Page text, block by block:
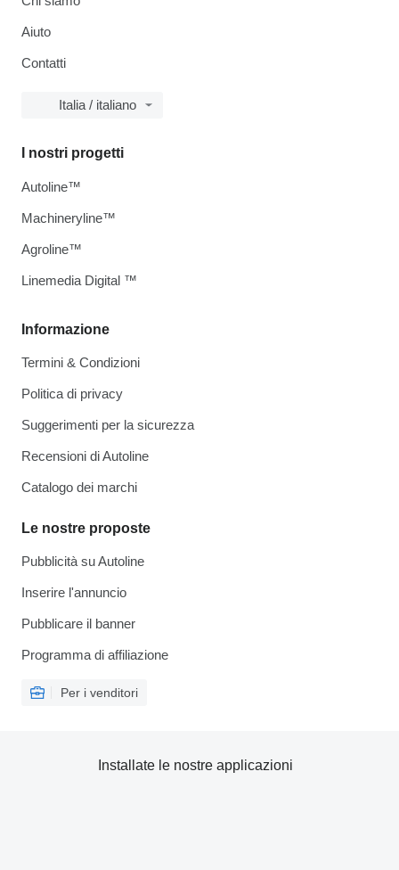
Aiuto
Contatti
Italia / italiano
Informazione
Termini & Condizioni
Politica di privacy
Suggerimenti per la sicurezza
Recensioni di Autoline
Catalogo dei marchi
Le nostre proposte
Pubblicità su Autoline
Inserire l'annuncio
Pubblicare il banner
Programma di affiliazione
Per i venditori
I nostri progetti
Autoline™
Machineryline™
Agroline™
Linemedia Digital ™
Installate le nostre applicazioni